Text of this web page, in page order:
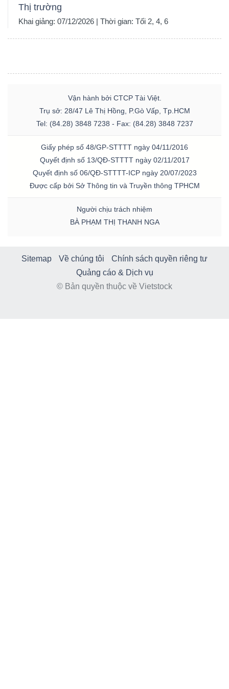
Thị trường
Khai giảng: 07/12/2026 | Thời gian: Tối 2, 4, 6
Vận hành bởi CTCP Tài Việt.
Trụ sở: 28/47 Lê Thị Hồng, P.Gò Vấp, Tp.HCM
Tel: (84.28) 3848 7238 - Fax: (84.28) 3848 7237
Giấy phép số 48/GP-STTTT ngày 04/11/2016
Quyết định số 13/QĐ-STTTT ngày 02/11/2017
Quyết định số 06/QĐ-STTTT-ICP ngày 20/07/2023
Được cấp bởi Sở Thông tin và Truyền thông TPHCM
Người chịu trách nhiệm
BÀ PHẠM THỊ THANH NGA
Sitemap Về chúng tôi
Chính sách quyền riêng tư
Quảng cáo & Dịch vụ
© Bản quyền thuộc về Vietstock